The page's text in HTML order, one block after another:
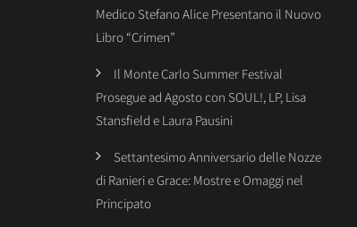
Medico Stefano Alice Presentano il Nuovo
Libro “Crimen”
Il Monte Carlo Summer Festival
Prosegue ad Agosto con SOUL!, LP, Lisa
Stansfield e Laura Pausini
Settantesimo Anniversario delle Nozze
di Ranieri e Grace: Mostre e Omaggi nel
Principato